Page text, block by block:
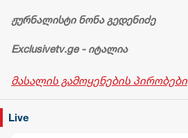
ჟურნალისტი ნონა გედენიძე
Exclusivetv.ge - იტალია
მასალის გამოყენების პირობები
Live